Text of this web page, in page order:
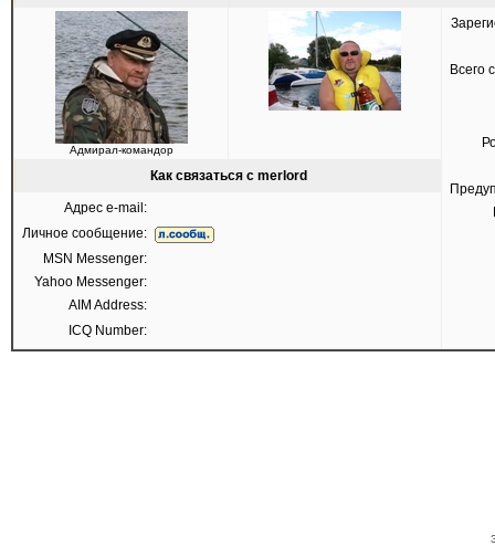
Адмирал-командор
Всего
Как связаться с merlord
Адрес e-mail:
Личное сообщение:
MSN Messenger:
Yahoo Messenger:
AIM Address:
ICQ Number: